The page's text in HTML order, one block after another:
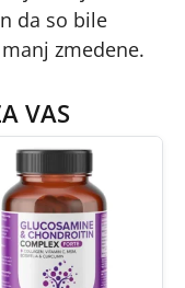
da so bile
zmedene.
VAS